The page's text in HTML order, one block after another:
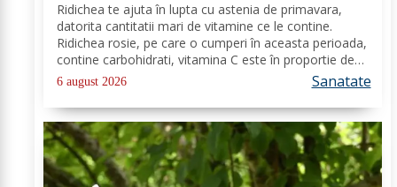
Ridichea te ajuta în lupta cu astenia de primavara,
datorita cantitatii mari de vitamine ce le contine.
Ridichea rosie, pe care o cumperi în aceasta perioada,
contine carbohidrati, vitamina C este în proportie de
25%, vitamina B, acid folic, potasiu, magneziu si multe
alte componente ce-ti sunt de...
6 august 2026 Sanatate